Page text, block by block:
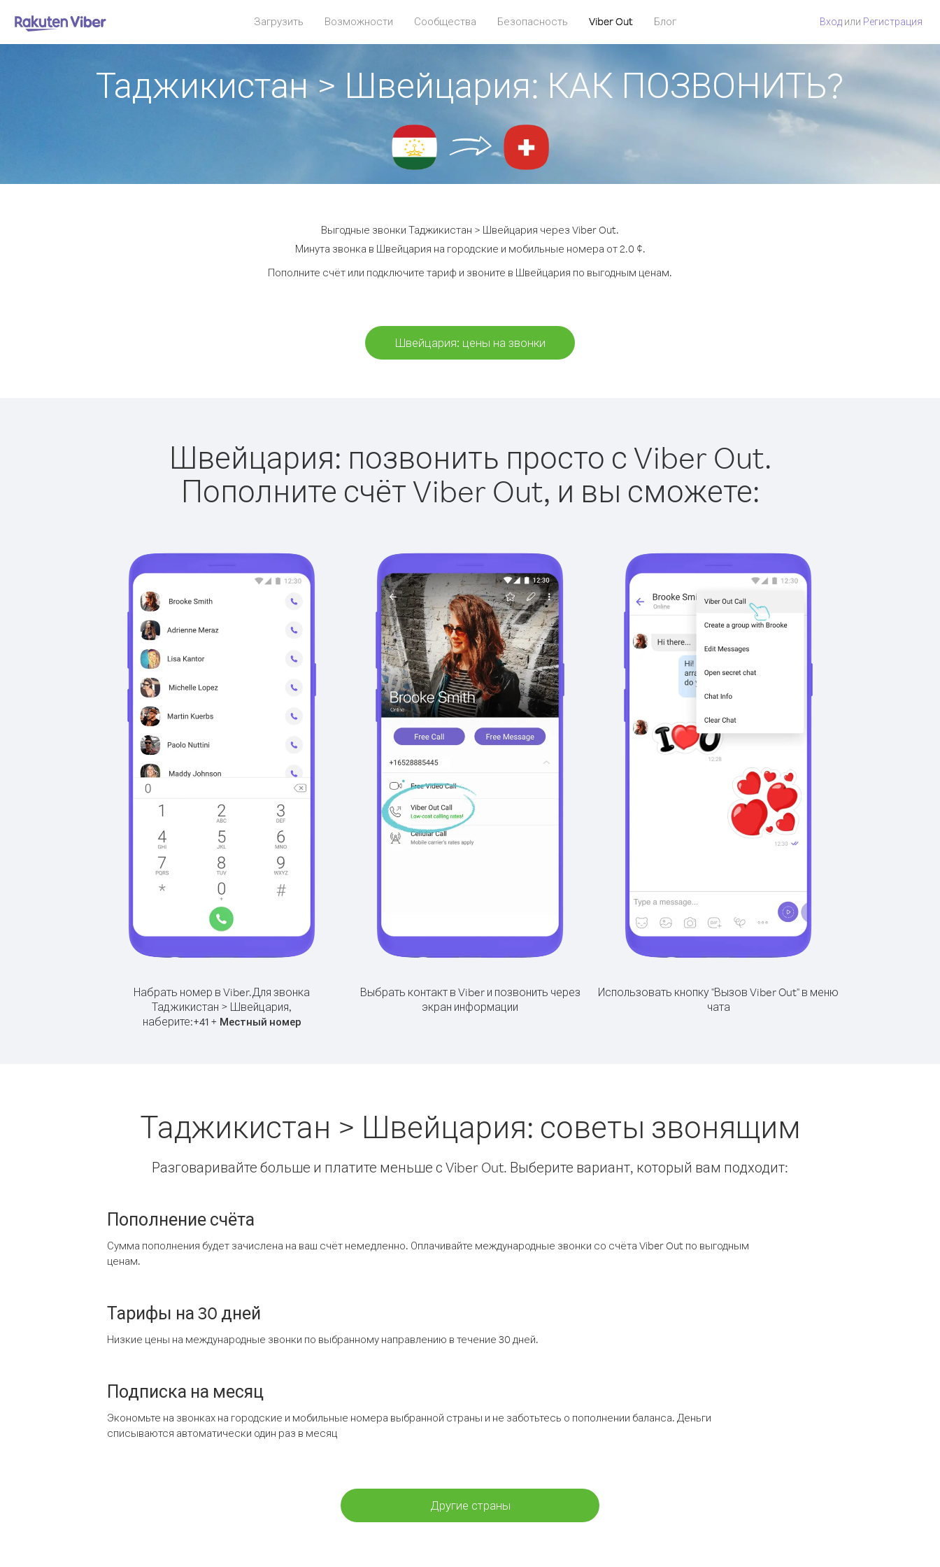
Загрузить Возможности Сообщества Безопасность Viber Out Блог Вход или Регистрация
Таджикистан > Швейцария: КАК ПОЗВОНИТЬ?
Выгодные звонки Таджикистан > Швейцария через Viber Out.
Минута звонка в Швейцария на городские и мобильные номера от 2.0 ¢.
Пополните счёт или подключите тариф и звоните в Швейцария по выгодным ценам.
Швейцария: цены на звонки
Швейцария: позвонить просто с Viber Out.
Пополните счёт Viber Out, и вы сможете:
Набрать номер в Viber.Для звонка
Таджикистан > Швейцария,
наберите:+41+ Местный номер
Выбрать контакт в Viber и позвонить через
экран информации
Использовать кнопку "Вызов Viber Out" в меню
чата
Таджикистан > Швейцария: советы звонящим
Разговаривайте больше и платите меньше с Viber Out. Выберите вариант, который вам подходит:
Пополнение счёта
Сумма пополнения будет зачислена на ваш счёт немедленно. Оплачивайте международные звонки со счёта Viber Out по выгодным
ценам.
Тарифы на 30 дней
Низкие цены на международные звонки по выбранному направлению в течение 30 дней.
Подписка на месяц
Экономьте на звонках на городские и мобильные номера выбранной страны и не заботьтесь о пополнении баланса. Деньги
списываются автоматически один раз в месяц
Другие страны